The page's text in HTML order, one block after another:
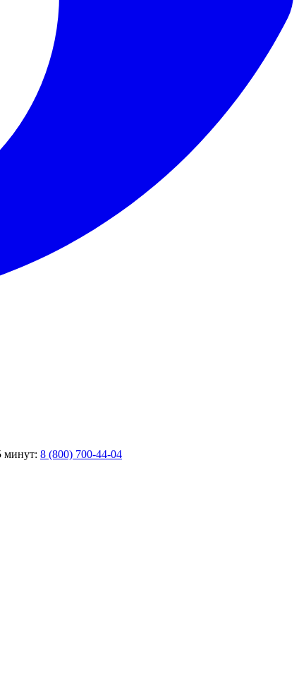
минут: 8 (800) 700-44-04